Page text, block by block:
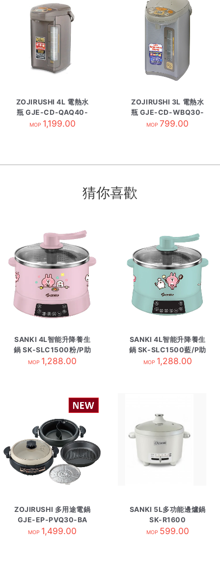
ZOJIRUSHI 4L 電熱水
瓶 GJE-CD-QAQ40-
TA
MOP 1,199.00
ZOJIRUSHI 3L 電熱水
瓶 GJE-CD-WBQ30-
HA
MOP 799.00
猜你喜歡
SANKI 4L智能升降養生
鍋 SK-SLC1500粉/P助
兔
MOP 1,288.00
SANKI 4L智能升降養生
鍋 SK-SLC1500藍/P助
兔
MOP 1,288.00
ZOJIRUSHI 多用途電鍋
GJE-EP-PVQ30-BA
MOP 1,499.00
SANKI 5L多功能邊爐鍋
SK-R1600
MOP 599.00